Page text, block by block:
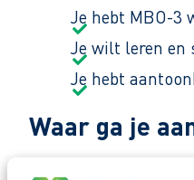
Je hebt MBO-3
Je wilt leren en
Je hebt
Waar ga je
Je komt terecht in